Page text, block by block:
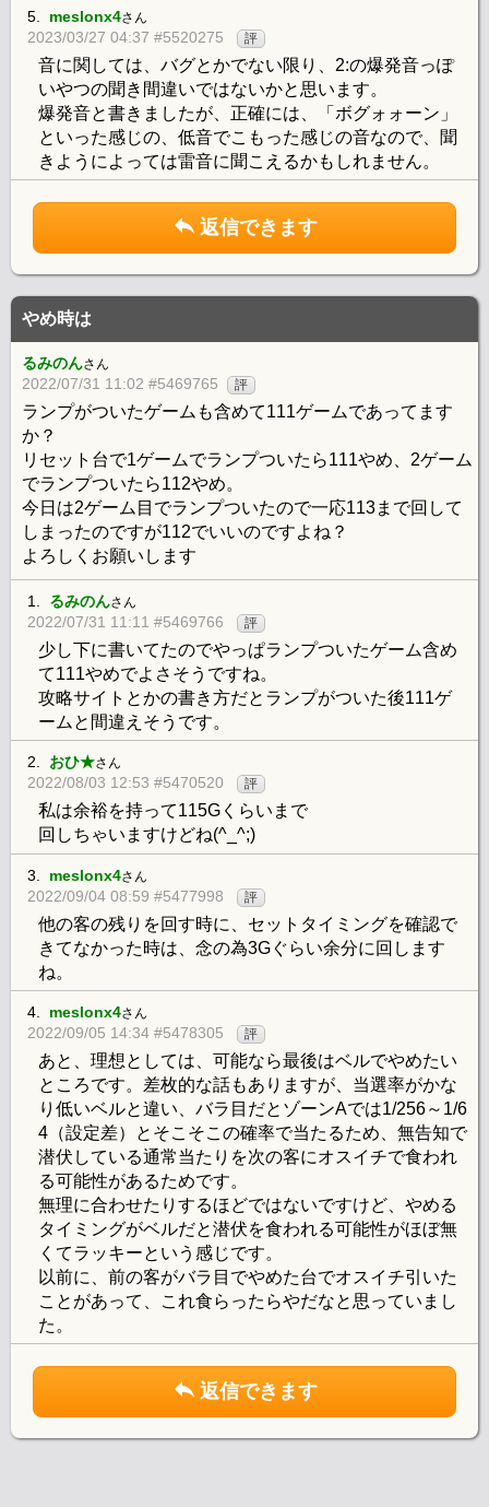
5. meslonx4さん
2023/03/27 04:37 #5520275 評
音に関しては、バグとかでない限り、2:の爆発音っぽ
いやつの聞き間違いではないかと思います。
爆発音と書きましたが、正確には、「ボグォォーン」
といった感じの、低音でこもった感じの音なので、聞
きようによっては雷音に聞こえるかもしれません。
返信できます
やめ時は
るみのんさん
2022/07/31 11:02 #5469765 評
ランプがついたゲームも含めて111ゲームであってます
か？
リセット台で1ゲームでランプついたら111やめ、2ゲーム
でランプついたら112やめ。
今日は2ゲーム目でランプついたので一応113まで回して
しまったのですが112でいいのですよね？
よろしくお願いします
1. るみのんさん
2022/07/31 11:11 #5469766 評
少し下に書いてたのでやっぱランプついたゲーム含め
て111やめでよさそうですね。
攻略サイトとかの書き方だとランプがついた後111ゲ
ームと間違えそうです。
2. おひ★さん
2022/08/03 12:53 #5470520 評
私は余裕を持って115Gくらいまで
回しちゃいますけどね(^_^;)
3. meslonx4さん
2022/09/04 08:59 #5477998 評
他の客の残りを回す時に、セットタイミングを確認で
きてなかった時は、念の為3Gぐらい余分に回します
ね。
4. meslonx4さん
2022/09/05 14:34 #5478305 評
あと、理想としては、可能なら最後はベルでやめたい
ところです。差枚的な話もありますが、当選率がかな
り低いベルと違い、バラ目だとゾーンAでは1/256～1/6
4（設定差）とそこそこの確率で当たるため、無告知で
潜伏している通常当たりを次の客にオスイチで食われ
る可能性があるためです。
無理に合わせたりするほどではないですけど、やめる
タイミングがベルだと潜伏を食われる可能性がほぼ無
くてラッキーという感じです。
以前に、前の客がバラ目でやめた台でオスイチ引いた
ことがあって、これ食らったらやだなと思っていまし
た。
返信できます